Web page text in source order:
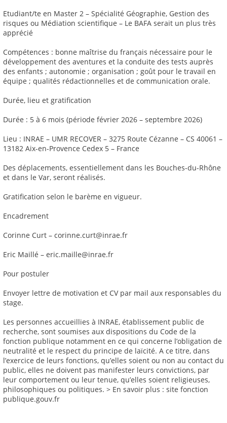
Etudiant/te en Master 2 – Spécialité Géographie, Gestion des
risques ou Médiation scientifique – Le BAFA serait un plus très
apprécié
Compétences : bonne maîtrise du français nécessaire pour le
développement des aventures et la conduite des tests auprès
des enfants ; autonomie ; organisation ; goût pour le travail en
équipe ; qualités rédactionnelles et de communication orale.
Durée, lieu et gratification
Durée : 5 à 6 mois (période février 2026 – septembre 2026)
Lieu : INRAE – UMR RECOVER – 3275 Route Cézanne – CS 40061 –
13182 Aix-en-Provence Cedex 5 – France
Des déplacements, essentiellement dans les Bouches-du-Rhône
et dans le Var, seront réalisés.
Gratification selon le barème en vigueur.
Encadrement
Corinne Curt – corinne.curt@inrae.fr
Eric Maillé – eric.maille@inrae.fr
Pour postuler
Envoyer lettre de motivation et CV par mail aux responsables du
stage.
Les personnes accueillies à INRAE, établissement public de
recherche, sont soumises aux dispositions du Code de la
fonction publique notamment en ce qui concerne l’obligation de
neutralité et le respect du principe de laïcité. A ce titre, dans
l’exercice de leurs fonctions, qu’elles soient ou non au contact du
public, elles ne doivent pas manifester leurs convictions, par
leur comportement ou leur tenue, qu’elles soient religieuses,
philosophiques ou politiques. > En savoir plus : site fonction
publique.gouv.fr